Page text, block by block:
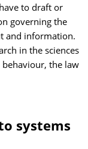
to draft or
governing the
and information.
in the sciences
the law
systems